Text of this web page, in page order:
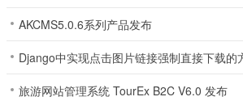
AKCMS5.0.6系列产品发布
Django中实现点击图片链接强制直接下载的
旅游网站管理系统 TourEx B2C V6.0 发布